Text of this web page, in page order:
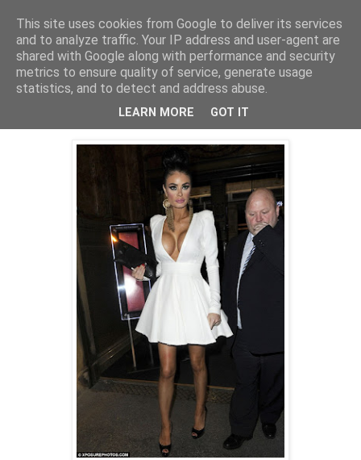
PentruDive.ro
luni, 21 noiembrie 2011
Hahahahahhahahahhahahah
This site uses cookies from Google to deliver its services
and to analyze traffic. Your IP address and user-agent are
shared with Google along with performance and security
metrics to ensure quality of service, generate usage
statistics, and to detect and address abuse.
LEARN MORE GOT IT